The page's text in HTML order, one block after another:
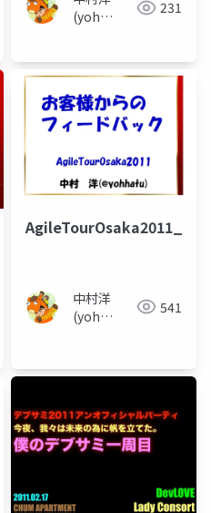
(yoh
231
中村洋
(yoh
541